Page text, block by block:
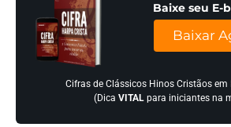
EBOOK
GRÁTIS
GUITAR
Baixe seu E-
Baixar
Cifras de Clássicos Hinos Cristãos em
(Dica VITALpara iniciantes na